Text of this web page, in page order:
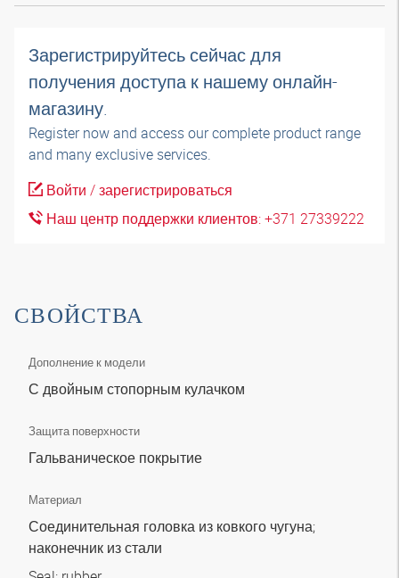
Зарегистрируйтесь сейчас для
получения доступа к нашему онлайн-
магазину.
Register now and access our complete product range
and many exclusive services.
Войти / зарегистрироваться
Наш центр поддержки клиентов: +371 27339222
СВОЙСТВА
Дополнение к модели
С двойным стопорным кулачком
Защита поверхности
Гальваническое покрытие
Материал
Соединительная головка из ковкого чугуна;
наконечник из стали